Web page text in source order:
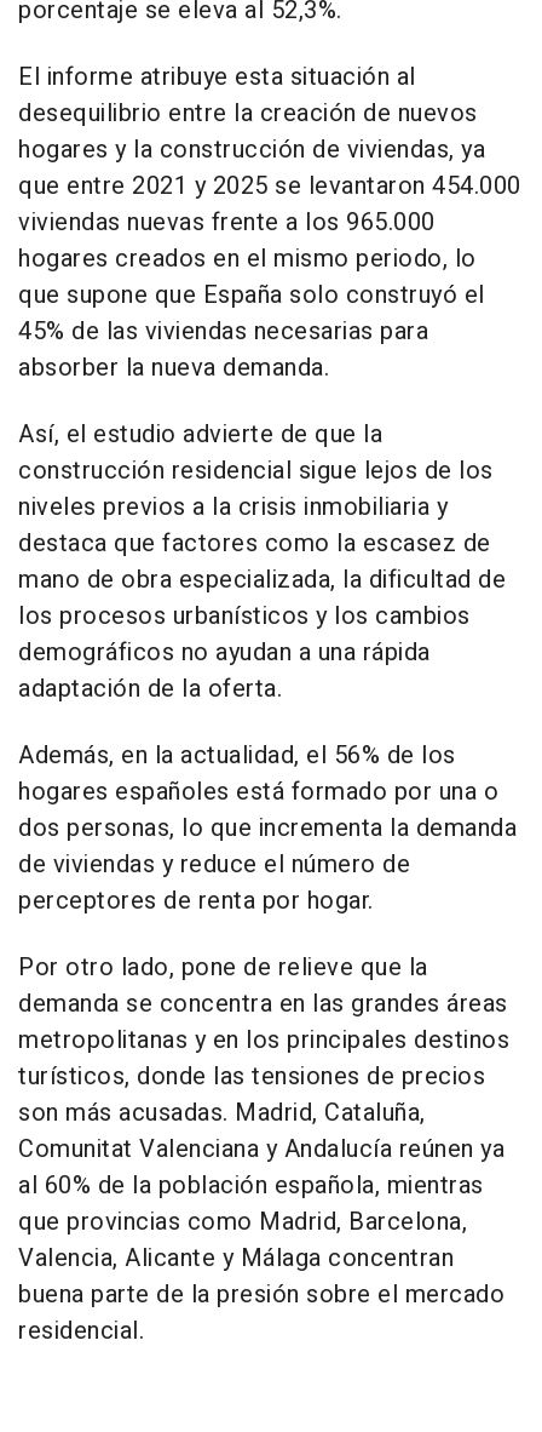
porcentaje se eleva al 52,3%.
El informe atribuye esta situación al
desequilibrio entre la creación de nuevos
hogares y la construcción de viviendas, ya
que entre 2021 y 2025 se levantaron 454.000
viviendas nuevas frente a los 965.000
hogares creados en el mismo periodo, lo
que supone que España solo construyó el
45% de las viviendas necesarias para
absorber la nueva demanda.
Así, el estudio advierte de que la
construcción residencial sigue lejos de los
niveles previos a la crisis inmobiliaria y
destaca que factores como la escasez de
mano de obra especializada, la dificultad de
los procesos urbanísticos y los cambios
demográficos no ayudan a una rápida
adaptación de la oferta.
Además, en la actualidad, el 56% de los
hogares españoles está formado por una o
dos personas, lo que incrementa la demanda
de viviendas y reduce el número de
perceptores de renta por hogar.
Por otro lado, pone de relieve que la
demanda se concentra en las grandes áreas
metropolitanas y en los principales destinos
turísticos, donde las tensiones de precios
son más acusadas. Madrid, Cataluña,
Comunitat Valenciana y Andalucía reúnen ya
al 60% de la población española, mientras
que provincias como Madrid, Barcelona,
Valencia, Alicante y Málaga concentran
buena parte de la presión sobre el mercado
residencial.